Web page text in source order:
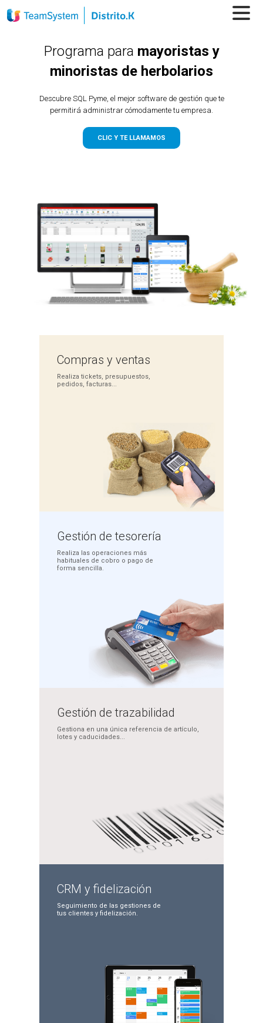
Programa para mayoristas y
minoristas de herbolarios
Descubre SQL Pyme, el mejor software de gestión que te
permitirá administrar cómodamente tu empresa.
CLIC Y TE LLAMAMOS
Comprasy ventas
Realiza tickets, presupuestos,
pedidos, facturas...
Gestiónde tesorería
Realiza las operaciones más
habituales de cobro o pago de
forma sencilla.
Gestión detrazabilidad
Gestiona en una única referencia de artículo,
lotes y caducidades...
CRM y fidelización
Seguimiento de las gestiones de
tus clientesy fidelización.